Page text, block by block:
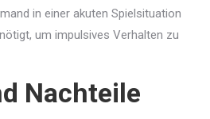
in einer akuten Spielsituation
um impulsives Verhalten zu
Nachteile